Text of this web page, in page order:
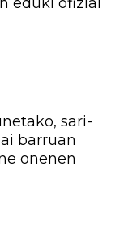
eduki ofizial
sari-
barruan
onenen